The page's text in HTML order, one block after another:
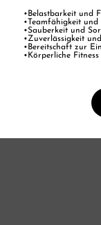
•Belastbarkeit und
•Teamfähigkeit
•Sauberkeit und
•Zuverlässigkeit
•Bereitschaft zur
•Körperliche